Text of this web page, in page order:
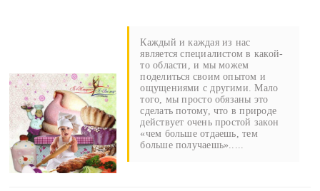
Каждый и каждая из нас
является специалистом в какой-
то области, и мы можем
поделиться своим опытом и
ощущениями с другими. Мало
того, мы просто обязаны это
сделать потому, что в природе
действует очень простой закон
«чем больше отдаешь, тем
больше получаешь».....